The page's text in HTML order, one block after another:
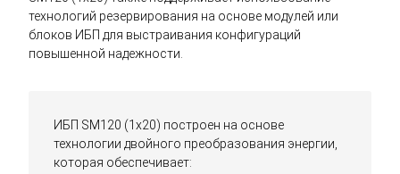
технологий резервирования на основе модулей или
блоков ИБП для выстраивания конфигураций
повышенной надежности.
ИБП SM120 (1x20) построен на основе
технологии двойного преобразования энергии,
которая обеспечивает: